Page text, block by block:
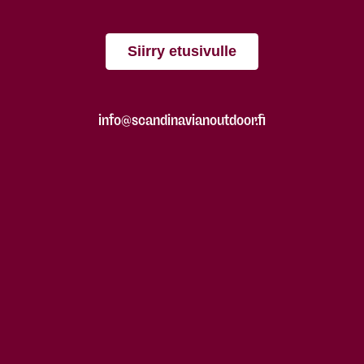
Siirry etusivulle
info@scandinavianoutdoor.fi